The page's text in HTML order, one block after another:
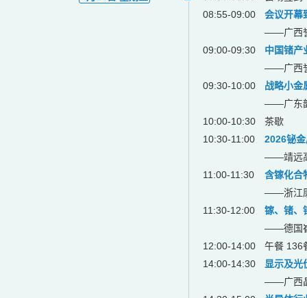
08:55-09:00
会议开幕
——广西
09:00-09:30
中国锗产
——广西
09:30-10:00
战略小金
——广东
10:00-10:30
茶歇
10:30-11:00
2026铋
——靖远
11:00-11:30
含镓化合
——浙江
11:30-12:00
镓、锗、
——德国
12:00-14:00
午餐 136
14:00-14:30
显示及光
——广西